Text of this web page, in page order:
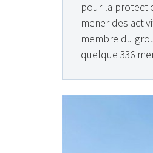
pour la
mener des
membre du
quelque 336